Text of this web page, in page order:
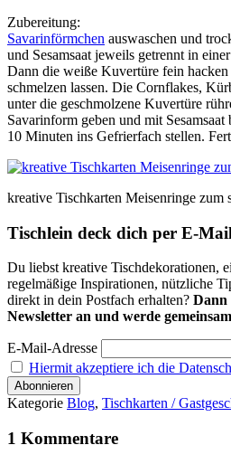
Zubereitung:
Savarinförmchen auswaschen und
und Sesamsaat jeweils getrennt in
Dann die weiße Kuvertüre fein hacken
schmelzen lassen. Die Cornflakes,
unter die geschmolzene Kuvertüre
Savarinform geben und mit
10 Minuten ins Gefrierfach stellen.
kreative Tischkarten Meisenringe zum
Tischlein deck dich per E-
Du liebst kreative Tischdekorationen,
regelmäßige Inspirationen, nützliche
direkt in dein Postfach erhalten? Dann
Newsletter an und werde
E-Mail-Adresse
Hiermit akzeptiere ich die
Kategorie Blog, Tischkarten /
1 Kommentare